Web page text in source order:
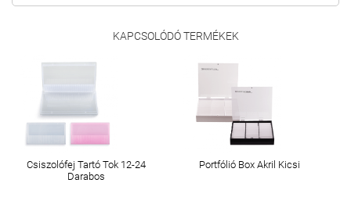
KAPCSOLÓDÓ TERMÉKEK
Csiszolófej Tartó Tok 12-24
Darabos
Portfólió Box Akril Kicsi